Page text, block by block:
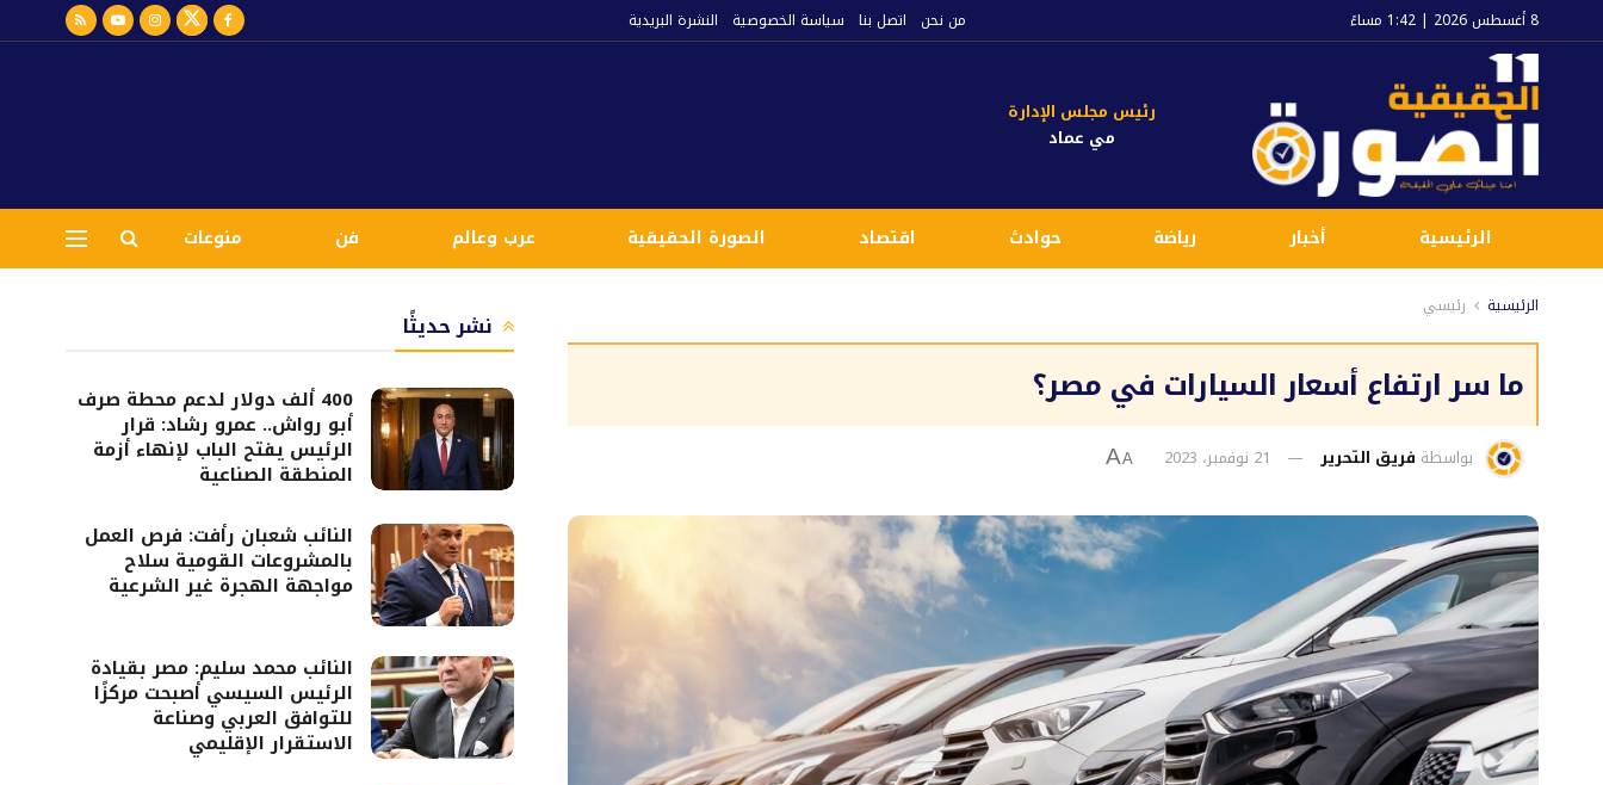
8 أغسطس 2026 | 1:42 مساءً من نحن اتصل بنا سياسة الخصوصية النشرة البريدية
رئيس مجلس الإدارة
مي عماد
الرئيسية أخبار رياضة حوادث اقتصاد الصورة الحقيقية عرب وعالم فن منوعات
الرئيسية رئيسي
ما سر ارتفاع أسعار السيارات في مصر؟
بواسطة فريق التحرير 21 نوفمبر، 2023 A
A
نشر حديثًا
400 ألف دولار لدعم محطة صرف
أبو رواش.. عمرو رشاد: قرار
الرئيس يفتح الباب لإنهاء أزمة
المنطقة الصناعية
النائب شعبان رأفت: فرص العمل
بالمشروعات القومية سلاح
مواجهة الهجرة غير الشرعية
النائب محمد سليم: مصر بقيادة
الرئيس السيسي أصبحت مركزًا
للتوافق العربي وصناعة
الاستقرار الإقليمي